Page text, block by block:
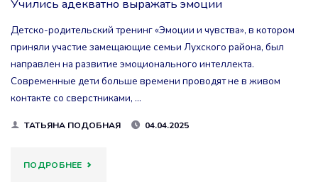
Учились адекватно выражать эмоции
Детско-родительский тренинг «Эмоции и чувства», в котором
приняли участие замещающие семьи Лухского района, был
направлен на развитие эмоционального интеллекта.
Современные дети больше времени проводят не в живом
контакте со сверстниками, …
ТАТЬЯНА ПОДОБНАЯ 04.04.2025
ПОДРОБНЕЕ"УЧИЛИСЬ АДЕКВАТНО